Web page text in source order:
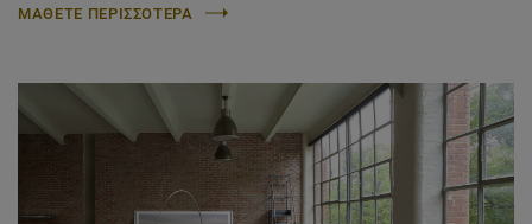
ΜΑΘΕΤΕ ΠΕΡΙΣΣΟΤΕΡΑ